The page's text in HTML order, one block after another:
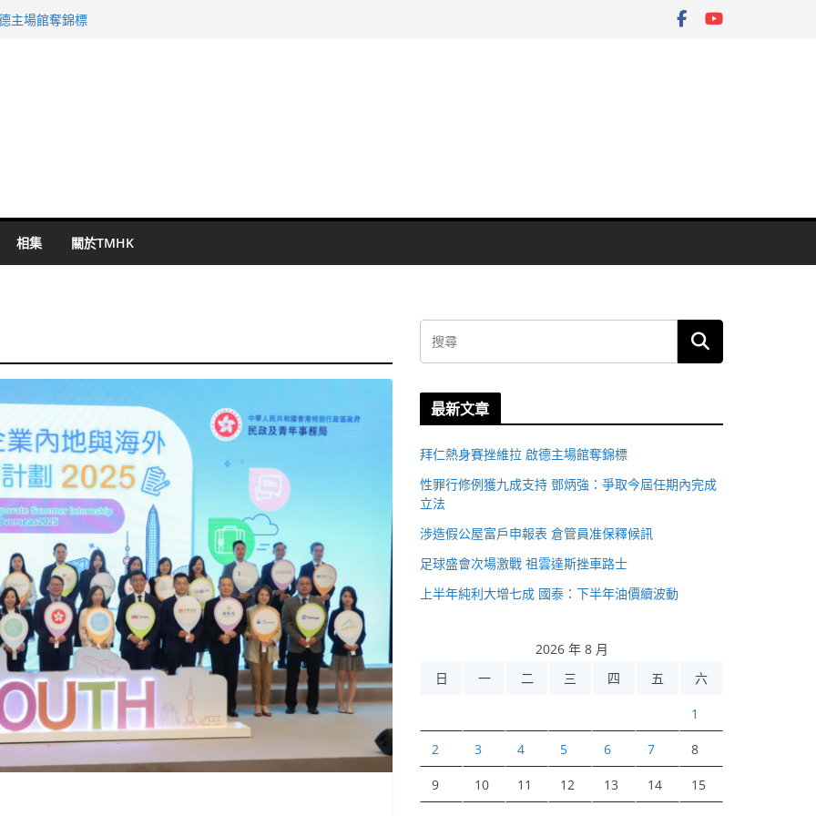
泰：下半年油價續波動
主場館奪錦標
相集 關於TMHK
最新文章
拜仁熱身賽挫維拉 啟德主場館奪錦標
性罪行修例獲九成支持 鄧炳強：爭取今屆任期內完成
立法
涉造假公屋富戶申報表 倉管員准保釋候訊
足球盛會次場激戰 祖雲達斯挫車路士
上半年純利大增七成 國泰：下半年油價續波動
2026 年 8 月
日
一 二 三 四 五 六
1
2 3 4 5 6 7 8
9 10 11 12 13 14 15